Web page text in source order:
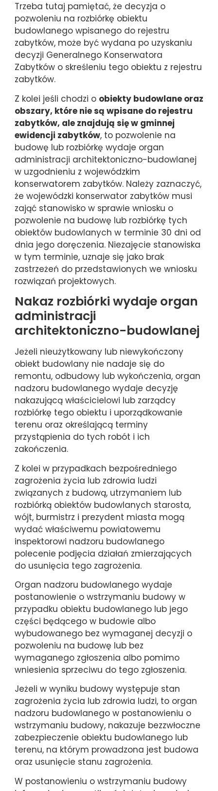
Trzeba tutaj pamiętać, że decyzja o
pozwoleniu na rozbiórkę obiektu
budowlanego wpisanego do rejestru
zabytków, może być wydana po uzyskaniu
decyzji Generalnego Konserwatora
Zabytków o skreśleniu tego obiektu z rejestru
zabytków.
Z kolei jeśli chodzi o obiekty budowlane oraz
obszary, które nie są wpisane do rejestru
zabytków, ale znajdują się w gminnej
ewidencji zabytków, to pozwolenie na
budowę lub rozbiórkę wydaje organ
administracji architektoniczno-budowlanej
w uzgodnieniu z wojewódzkim
konserwatorem zabytków. Należy zaznaczyć,
że wojewódzki konserwator zabytków musi
zająć stanowisko w sprawie wniosku o
pozwolenie na budowę lub rozbiórkę tych
obiektów budowlanych w terminie 30 dni od
dnia jego doręczenia. Niezajęcie stanowiska
w tym terminie, uznaje się jako brak
zastrzeżeń do przedstawionych we wniosku
rozwiązań projektowych.
Nakaz rozbiórki wydaje organ
administracji
architektoniczno-budowlanej
Jeżeli nieużytkowany lub niewykończony
obiekt budowlany nie nadaje się do
remontu, odbudowy lub wykończenia, organ
nadzoru budowlanego wydaje decyzję
nakazującą właścicielowi lub zarządcy
rozbiórkę tego obiektu i uporządkowanie
terenu oraz określającą terminy
przystąpienia do tych robót i ich
zakończenia.
Z kolei w przypadkach bezpośredniego
zagrożenia życia lub zdrowia ludzi
związanych z budową, utrzymaniem lub
rozbiórką obiektów budowlanych starosta,
wójt, burmistrz i prezydent miasta mogą
wydać właściwemu powiatowemu
inspektorowi nadzoru budowlanego
polecenie podjęcia działań zmierzających
do usunięcia tego zagrożenia.
Organ nadzoru budowlanego wydaje
postanowienie o wstrzymaniu budowy w
przypadku obiektu budowlanego lub jego
części będącego w budowie albo
wybudowanego bez wymaganej decyzji o
pozwoleniu na budowę lub bez
wymaganego zgłoszenia albo pomimo
wniesienia sprzeciwu do tego zgłoszenia.
Jeżeli w wyniku budowy występuje stan
zagrożenia życia lub zdrowia ludzi, to organ
nadzoru budowlanego w postanowieniu o
wstrzymaniu budowy, nakazuje bezzwłoczne
zabezpieczenie obiektu budowlanego lub
terenu, na którym prowadzona jest budowa
oraz usunięcie stanu zagrożenia.
W postanowieniu o wstrzymaniu budowy